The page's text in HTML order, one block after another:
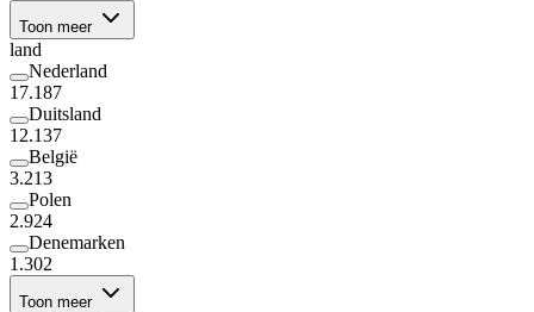
Toon meer
land
Nederland
17.187
Duitsland
12.137
België
3.213
Polen
2.924
Denemarken
1.302
Toon meer